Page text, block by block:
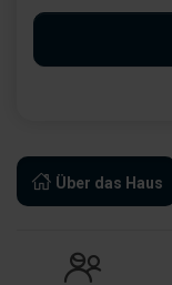
Über das Haus